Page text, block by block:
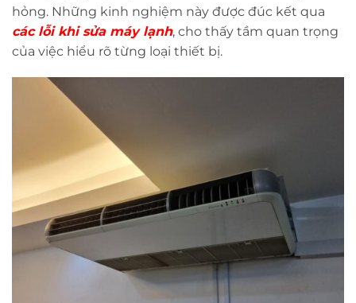
hỏng. Những kinh nghiệm này được đúc kết qua
các lỗi khi sửa máy lạnh, cho thấy tầm quan trọng
của việc hiểu rõ từng loại thiết bị.